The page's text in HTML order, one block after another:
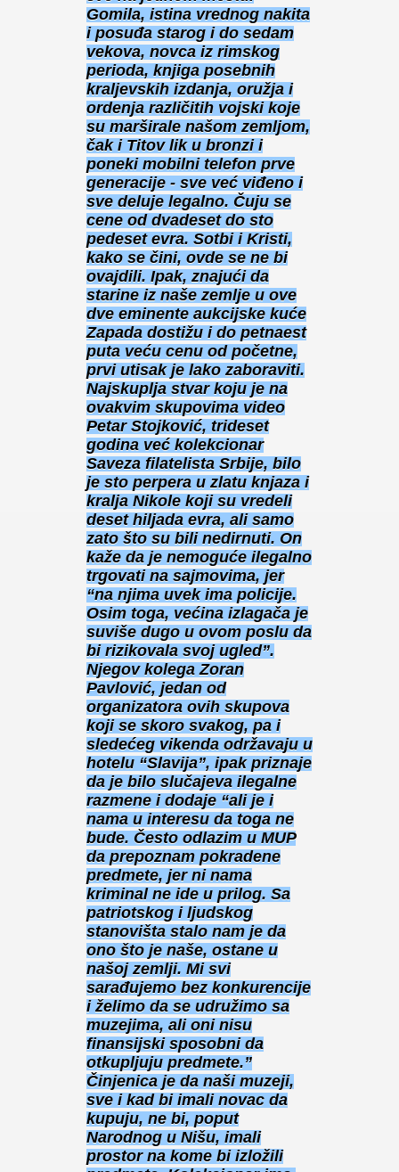
Gomila, istina vrednog nakita
i posuđa starog i do sedam
vekova, novca iz rimskog
perioda, knjiga posebnih
kraljevskih izdanja, oružja i
ordenja različitih vojski koje
su marširale našom zemljom,
čak i Titov lik u bronzi i
poneki mobilni telefon prve
generacije - sve već viđeno i
sve deluje legalno. Čuju se
cene od dvadeset do sto
pedeset evra. Sotbi i Kristi,
kako se čini, ovde se ne bi
ovajdili. Ipak, znajući da
starine iz naše zemlje u ove
dve eminente aukcijske kuće
Zapada dostižu i do petnaest
puta veću cenu od početne,
prvi utisak je lako zaboraviti.
Najskuplja stvar koju je na
ovakvim skupovima video
Petar Stojković, trideset
godina već kolekcionar
Saveza filatelista Srbije, bilo
je sto perpera u zlatu knjaza i
kralja Nikole koji su vredeli
deset hiljada evra, ali samo
zato što su bili nedirnuti. On
kaže da je nemoguće ilegalno
trgovati na sajmovima, jer
“na njima uvek ima policije.
Osim toga, većina izlagača je
suviše dugo u ovom poslu da
bi rizikovala svoj ugled”.
Njegov kolega Zoran
Pavlović, jedan od
organizatora ovih skupova
koji se skoro svakog, pa i
sledećeg vikenda održavaju u
hotelu “Slavija”, ipak priznaje
da je bilo slučajeva ilegalne
razmene i dodaje “ali je i
nama u interesu da toga ne
bude. Često odlazim u MUP
da prepoznam pokradene
predmete, jer ni nama
kriminal ne ide u prilog. Sa
patriotskog i ljudskog
stanovišta stalo nam je da
ono što je naše, ostane u
našoj zemlji. Mi svi
sarađujemo bez konkurencije
i želimo da se udružimo sa
muzejima, ali oni nisu
finansijski sposobni da
otkupljuju predmete.”
Činjenica je da naši muzeji,
sve i kad bi imali novac da
kupuju, ne bi, poput
Narodnog u Nišu, imali
prostor na kome bi izložili